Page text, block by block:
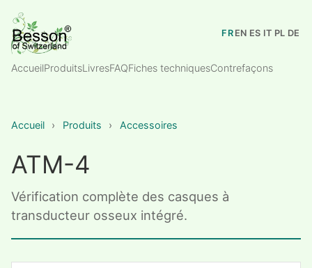
AccueilProduitsLivresFAQFiches techniquesContrefaçons
FR EN ES IT PL DE
Accueil › Produits › Accessoires
ATM-4
Vérification complète des casques à
transducteur osseux intégré.